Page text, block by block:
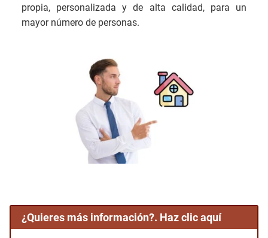
propia, personalizada y de alta calidad, para un
mayor número de personas.
¿Quieres más información?. Haz clic aquí